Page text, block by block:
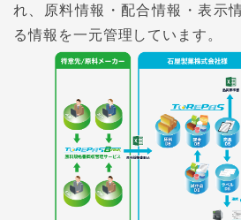
れ、原料情報・配合情報・表示
る情報を一元管理しています。